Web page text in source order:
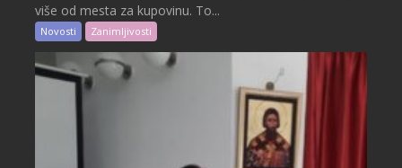
više od mesta za kupovinu. To...
Novosti Zanimljivosti